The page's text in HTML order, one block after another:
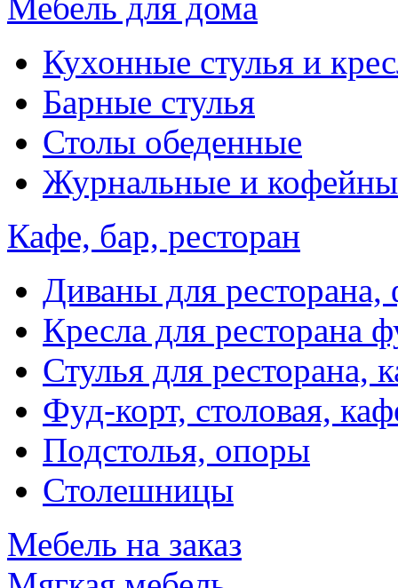
Кухонные стулья и
Барные стулья
Столы обеденные
Журнальные и
Кафе, бар, ресторан
Диваны для ресторана,
Кресла для ресторана
Стулья для ресторана,
Фуд-корт, столовая,
Подстолья, опоры
Столешницы
Мебель на заказ